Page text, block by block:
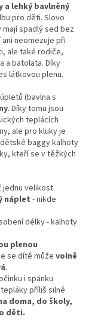
a lehký bavlněný
pro děti. Slovo
spadlý sed bez
neomezuje při
ale také rodiče,
a batolata. Díky
látkovou plenu.
(bavlna s
. Díky tomu jsou
teplácích
ale pro kluky je
baggy kalhoty
kteří se v těžkých
velikost
náplet- nikde
délky - kalhoty
plenou
se dítě může volně
.
i spánku
příliš silné
doma, do školy,
děti.